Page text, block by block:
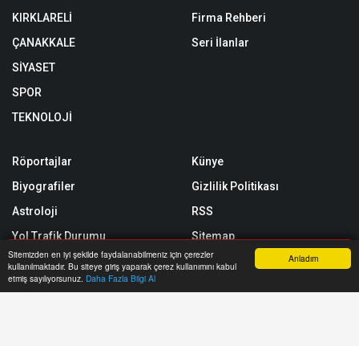
Anladım
Sitemizden en iyi şekilde faydalanabilmeniz için çerezler
kullanılmaktadır. Bu siteye giriş yaparak çerez kullanımını kabul
etmiş sayılıyorsunuz. Daha Fazla Bilgi Al
KIRKLARELİ
ÇANAKKALE
SİYASET
SPOR
TEKNOLOJİ
Firma Rehberi
Seri İlanlar
Röportajlar
Biyografiler
Astroloji
Yol Trafik Durumu
Etkinlik Takvimi
E-Gazete
Künye
Gizlilik Politikası
RSS
Sitemap
Sitene Ekle
Anasayfa Yazarlar Haber Ara İhbar Hattı Menu